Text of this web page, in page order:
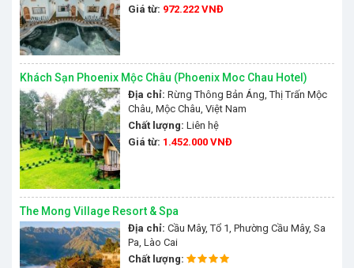
Giá từ: 972.222 VNĐ
Khách Sạn Phoenix Mộc Châu (Phoenix Moc Chau Hotel)
Địa chỉ:Rừng Thông Bản Áng, Thị Trấn Mộc
Châu, Mộc Châu, Việt Nam
Chất lượng:Liên hệ
Giá từ: 1.452.000 VNĐ
The Mong Village Resort & Spa
Địa chỉ:Cầu Mây, Tổ 1, Phường Cầu Mây, Sa
Pa, Lào Cai
Chất lượng: